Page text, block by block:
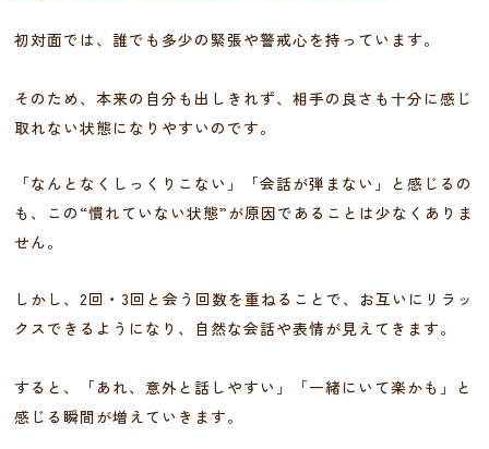
初対面では、誰でも多少の緊張や警戒心を持っています。
そのため、本来の自分も出しきれず、相手の良さも十分に感じ
取れない状態になりやすいのです。
「なんとなくしっくりこない」「会話が弾まない」と感じるの
も、この“慣れていない状態”が原因であることは少なくありま
せん。
しかし、2回・3回と会う回数を重ねることで、お互いにリラッ
クスできるようになり、自然な会話や表情が見えてきます。
すると、「あれ、意外と話しやすい」「一緒にいて楽かも」と
感じる瞬間が増えていきます。